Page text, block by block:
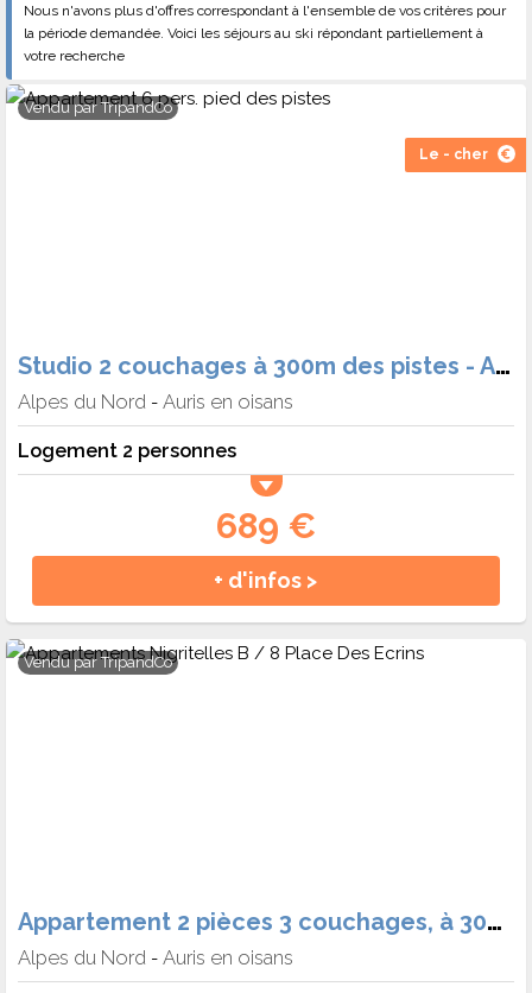
Nous n'avons plus d'offres correspondant à l'ensemble de vos critères pour
la période demandée. Voici les séjours au ski répondant partiellement à
votre recherche
Le - cher
Vendu parTripandCo
Studio 2 couchages à 300m des pistes - Auris en Oisans - Silenes
Alpes du Nord - Auris en oisans
Logement 2 personnes
689 €
+ d'infos >
Vendu parTripandCo
Appartement 2 pièces 3 couchages, à 300m des pistes - Auris en Oisans - Iris
Alpes du Nord - Auris en oisans